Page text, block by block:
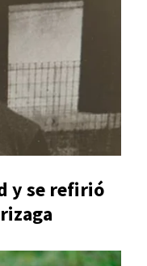
y se refirió